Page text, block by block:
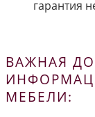
гарантия
ВАЖНАЯ
МЕБЕЛИ: